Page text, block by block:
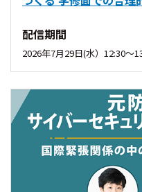
配信期間
2026年7月29日(水）12:30～